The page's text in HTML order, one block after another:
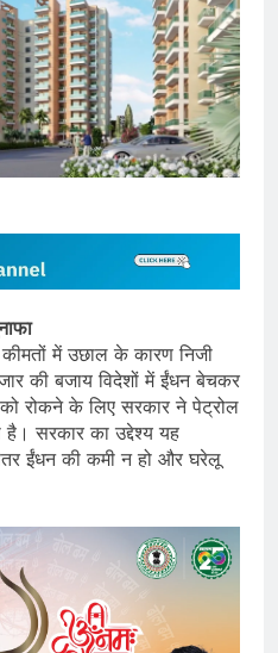
में उछाल के कारण निजी
की बजाय विदेशों में ईंधन बेचकर
को रोकने के लिए सरकार ने पेट्रोल
है। सरकार का उद्देश्य यह
ईंधन की कमी न हो और घरेलू